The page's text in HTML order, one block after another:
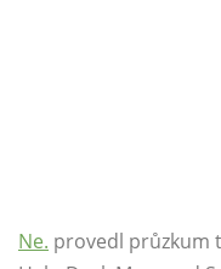
Ne. provedl průzkum